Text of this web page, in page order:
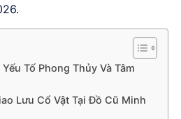
Tố Phong Thủy Và Tâm
Lưu Cổ Vật Tại Đồ Cũ Minh